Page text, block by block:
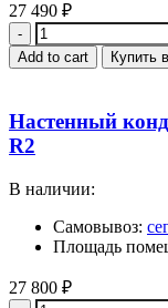
27 490 ₽
Quantity
Add to cart Купить
Настенный
R2
В наличии:
Самовывоз:
Площадь
27 800 ₽